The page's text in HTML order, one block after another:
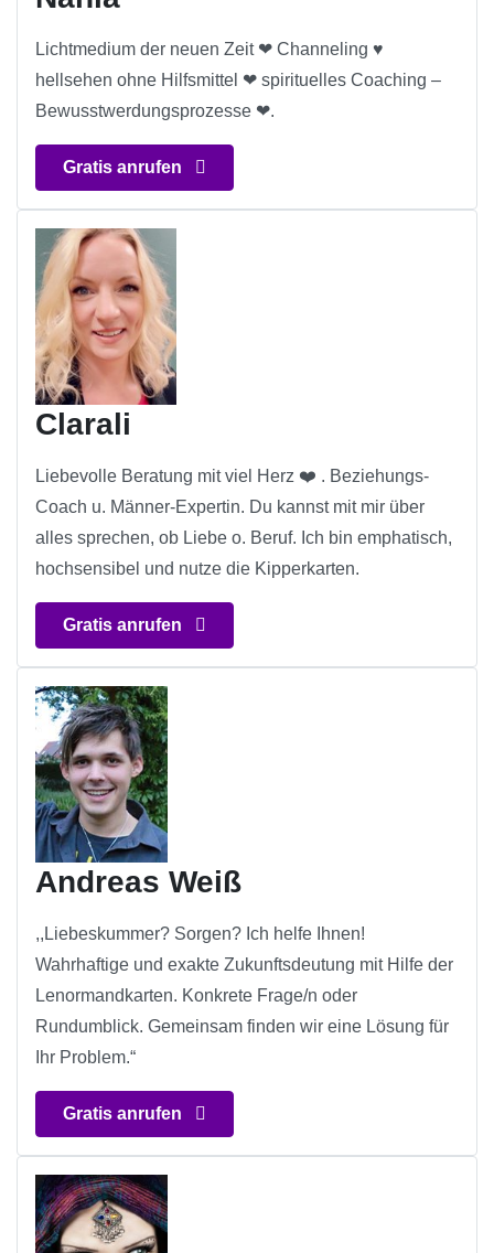
Lichtmedium der neuen Zeit ❤ Channeling ♥️
hellsehen ohne Hilfsmittel ❤ spirituelles Coaching –
Bewusstwerdungsprozesse ❤.
Gratis anrufen
Clarali
Liebevolle Beratung mit viel Herz ❤️ . Beziehungs-
Coach u. Männer-Expertin. Du kannst mit mir über
alles sprechen, ob Liebe o. Beruf. Ich bin emphatisch,
hochsensibel und nutze die Kipperkarten.
Gratis anrufen
Andreas Weiß
,,Liebeskummer? Sorgen? Ich helfe Ihnen!
Wahrhaftige und exakte Zukunftsdeutung mit Hilfe der
Lenormandkarten. Konkrete Frage/n oder
Rundumblick. Gemeinsam finden wir eine Lösung für
Ihr Problem.“
Gratis anrufen